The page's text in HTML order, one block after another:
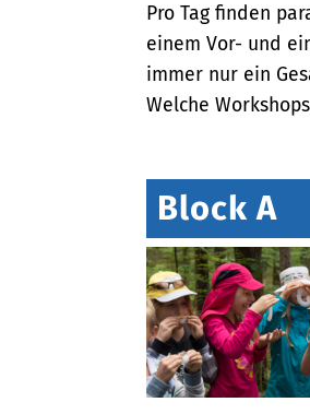
Pro Tag finden
einem Vor- und
immer nur ein
Welche
Block A